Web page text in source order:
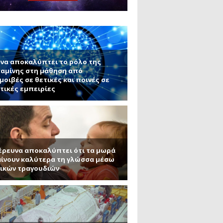
και πυριτένιο (Μέρος
ΜΙΤ)
ΑΠΘ)
αποκαλύπτει το ρόλο της
στη μάθηση από
σε θετικές και ποινές σε
εμπειρίες
αποκαλύπτει ότι τα μωρά
καλύτερα τη γλώσσα μέσω
τραγουδιών